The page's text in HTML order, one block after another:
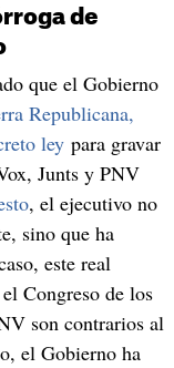
de
que el Gobierno
Republicana,
leypara gravar
Junts y PNV
, el ejecutivo no
sino que ha
este real
Congreso de los
son contrarios al
el Gobierno ha